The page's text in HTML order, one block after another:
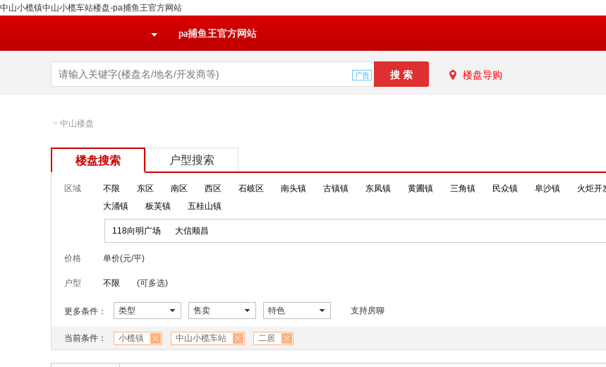
中山小榄镇中山小榄车站楼盘-pa捕鱼王官方网站
pa捕鱼王官方网站
楼盘导购
> 中山楼盘
楼盘搜索 户型搜索
区域 不限 东区 南区 西区 石岐区 南头镇 古镇镇 东凤镇 黄圃镇 三角镇 民众镇 阜沙镇 火炬开
大涌镇
板芙镇 五桂山镇
118向明广场 大信顺昌
价格 单价(元/平)
户型 不限 (可多选)
更多条件： 类型 售卖 特色 支持房聊
当前条件： 小榄镇 中山小榄车站 二居